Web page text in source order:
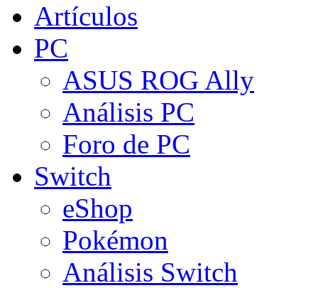
Artículos
PC
ASUS ROG Ally
Análisis PC
Foro de PC
Switch
eShop
Pokémon
Análisis Switch